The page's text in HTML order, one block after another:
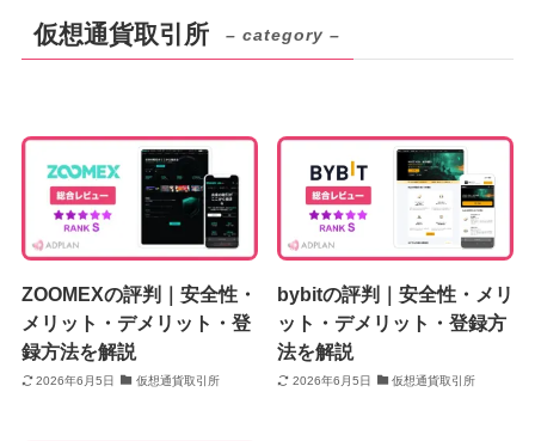
仮想通貨取引所 – category –
ZOOMEXの評判｜安全性・
メリット・デメリット・登
録方法を解説
2026年6月5日 仮想通貨取引所
bybitの評判｜安全性・メリ
ット・デメリット・登録方
法を解説
2026年6月5日 仮想通貨取引所